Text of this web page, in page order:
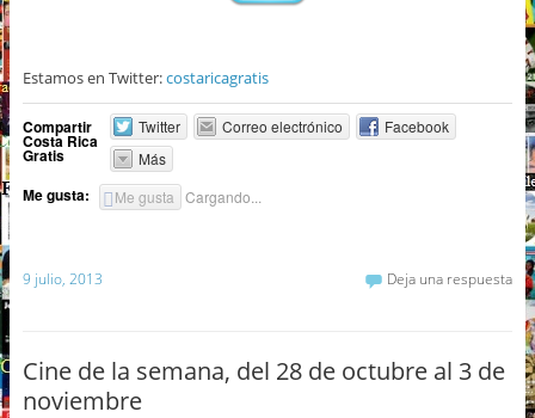
Estamos en Twitter:costaricagratis
Compartir
Costa Rica
Gratis
Twitter Correo electrónico
Facebook
Más
Me gusta: Me gusta Cargando...
9 julio, 2013 Deja una respuesta
Cine de la semana, del 28 de octubre al 3 de
noviembre